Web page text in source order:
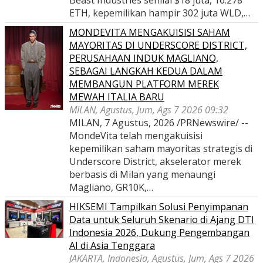
ETH, kepemilikan hampir 302 juta WLD,…
MONDEVITA MENGAKUISISI SAHAM
MAYORITAS DI UNDERSCORE DISTRICT,
PERUSAHAAN INDUK MAGLIANO,
SEBAGAI LANGKAH KEDUA DALAM
MEMBANGUN PLATFORM MEREK
MEWAH ITALIA BARU
MILAN, Agustus, Jum, Ags 7 2026 09:32
MILAN, 7 Agustus, 2026 /PRNewswire/ --
MondeVita telah mengakuisisi
kepemilikan saham mayoritas strategis di
Underscore District, akselerator merek
berbasis di Milan yang menaungi
Magliano, GR10K,…
HIKSEMI Tampilkan Solusi Penyimpanan
Data untuk Seluruh Skenario di Ajang DTI
Indonesia 2026, Dukung Pengembangan
AI di Asia Tenggara
JAKARTA, Indonesia, Agustus, Jum, Ags 7 2026